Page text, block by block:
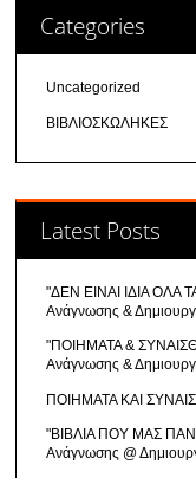
Categories
Uncategorized
ΒΙΒΛΙΟΣΚΩΛΗΚΕΣ
Latest Posts
"ΔΕΝ ΕΙΝΑΙ ΙΔΙΑ ΟΛΑ
Ανάγνωσης &
"ΠΟΙΗΜΑΤΑ &
Ανάγνωσης &
ΠΟΙΗΜΑΤΑ ΚΑΙ
"ΒΙΒΛΙΑ ΠΟΥ ΜΑΣ
Ανάγνωσης @